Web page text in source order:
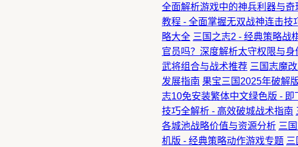
全面解析游戏中的神兵利器与奇
教程 - 全面掌握无双战神连击技
略大全 三国之志2 - 经典策略战
官员吗？深度解析太守权限与身
武将组合与战术推荐 三国志魔
发展指南 果宝三国2025年破解
志10免安装繁体中文绿色版 - 即
技巧全解析 - 高效破城战术指南
各城池战略价值与资源分析 三
机版 - 经典策略动作游戏专题